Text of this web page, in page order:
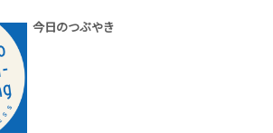
今日のつぶやき